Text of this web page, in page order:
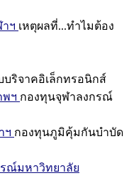
ฯ เหตุผลที่...ทำไมต้อง
บริจาคอิเล็กทรอนิกส์
พฯ กองทุนจุฬาลงกรณ์
ฯ กองทุนภูมิคุ้มกันบำบัด
รณ์มหาวิทยาลัย